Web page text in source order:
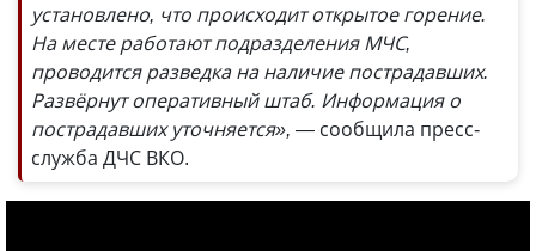
установлено, что происходит открытое горение.
На месте работают подразделения МЧС,
проводится разведка на наличие пострадавших.
Развёрнут оперативный штаб. Информация о
пострадавших уточняется», — сообщила пресс-
служба ДЧС ВКО.